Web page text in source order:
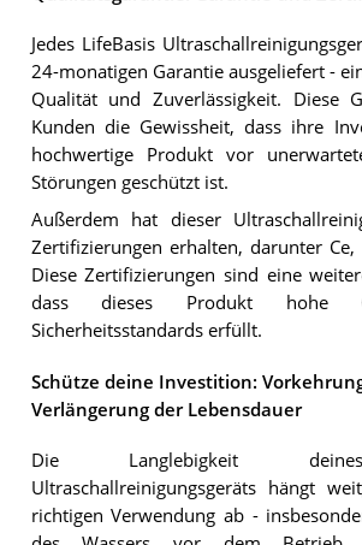
Jedes LifeBasis
24-monatigen Garantie ausgeliefert -
Qualität und Zuverlässigkeit. Diese
Kunden die Gewissheit, dass ihre
hochwertige Produkt vor
Störungen geschützt ist.
Außerdem hat dieser
Zertifizierungen erhalten, darunter Ce,
Diese Zertifizierungen sind eine
dass dieses Produkt hohe
Sicherheitsstandards erfüllt.
Schütze deine Investition:
Verlängerung der Lebensdauer
Die Langlebigkeit
Ultraschallreinigungsgeräts hängt
richtigen Verwendung ab -